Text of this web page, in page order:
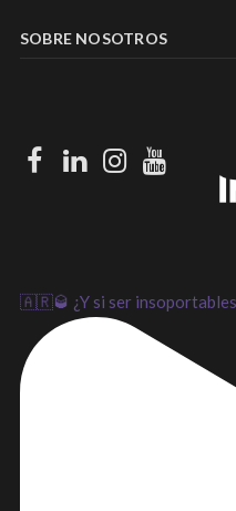
SOBRE NOSOTROS
Facebook
LinkedInInstagram
🇦🇷🥃 ¿Y si ser